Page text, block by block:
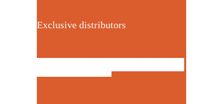
Exclusive distributors